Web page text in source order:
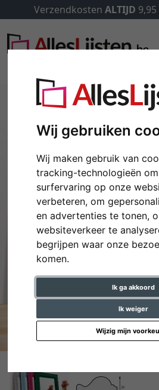
Wij gebruiken
Wij maken gebruik van
tracking-technologieën
surfervaring op onze
verbeteren, om
en advertenties te tonen,
websiteverkeer te
begrijpen waar onze
komen.
Ik ga akkoord
Ik weiger
Wijzig mijn
Verzendkosten ALTIJD 9,95
Terug